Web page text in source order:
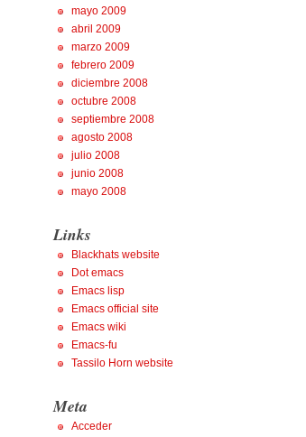
mayo 2009
abril 2009
marzo 2009
febrero 2009
diciembre 2008
octubre 2008
septiembre 2008
agosto 2008
julio 2008
junio 2008
mayo 2008
Links
Blackhats website
Dot emacs
Emacs lisp
Emacs official site
Emacs wiki
Emacs-fu
Tassilo Horn website
Meta
Acceder